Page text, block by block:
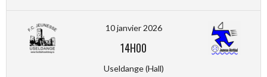
10 janvier 2026
14H00
Useldange (Hall)